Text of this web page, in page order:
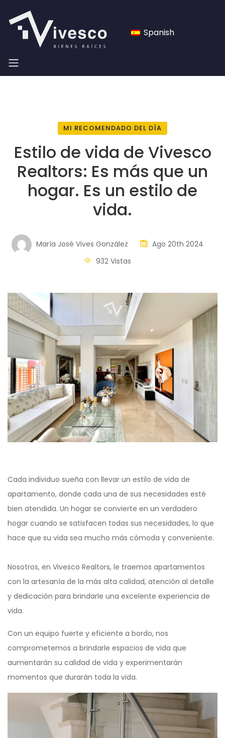
Spanish
MI RECOMENDADO DEL DÍA
Estilo de vida de Vivesco
Realtors: Es más que un
hogar. Es un estilo de
vida.
María José Vives González
Ago 20th 2024
932 Vistas
Cada individuo sueña con llevar un estilo de vida de
apartamento, donde cada una de sus necesidades esté
bien atendida. Un hogar se convierte en un verdadero
hogar cuando se satisfacen todas sus necesidades, lo que
hace que su vida sea mucho más cómoda y conveniente.
Nosotros, en Vivesco Realtors, le traemos apartamentos
con la artesanía de la más alta calidad, atención al detalle
y dedicación para brindarle una excelente experiencia de
vida.
Con un equipo fuerte y eficiente a bordo, nos
comprometemos a brindarle espacios de vida que
aumentarán su calidad de vida y experimentarán
momentos que durarán toda la vida.